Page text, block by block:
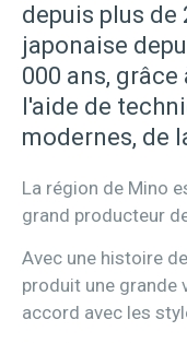
depuis plus de
japonaise
000 ans, grâce
l'aide de
modernes, de
La région de Mino
grand producteur
Avec une histoire
produit une grande
accord avec les